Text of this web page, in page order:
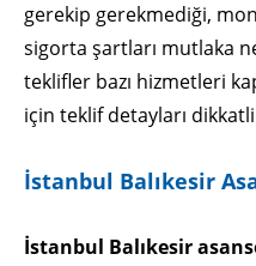
gerekip gerekmediği,
sigorta şartları mutlaka
teklifler bazı hizmetleri
için teklif detayları
İstanbul Balıkesir
İstanbul Balıkesir